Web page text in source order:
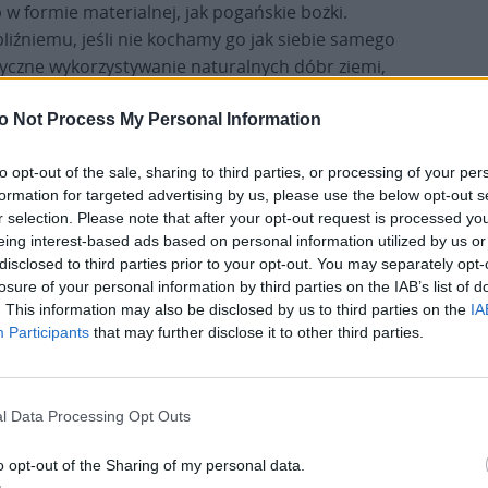
Not Process My Personal Information
opt-out of the sale, sharing to third parties, or processing of your
for targeted advertising by us, please use the below opt-out
selection. Please note that after your opt-out request is processed
interest-based ads based on personal information utilized by us
to third parties prior to your opt-out. You may separately
of your personal information by third parties on the IAB’s list of
This information may also be disclosed by us to third parties on the
Participants that may further disclose it to other third parties.
Data Processing Opt Outs
opt-out of the Sharing of my personal data.
formie materialnej, jak pogańskie bożki.
jeśli nie kochamy go jak siebie samego
wykorzystywanie naturalnych dóbr ziemi,
życia. Możemy zatem grzeszyć, jeśli
dla własnej korzyści i ze szkodą dla innych.
którzy najpierw bezwstydnie
wychwalanymi jako ich dobroczyńcy za kilka
się fotografować razem z tymi ludźmi (za
kumoterstwa z nimi, podobnie jak
na zabieraniu bogatym, by dawać biednym.
życie za nas jako dobry pasterz, powinni
który zaryzykował swoją głowę i
Chrystus umarł za nasze grzechy i pojednał
abyśmy mogli dobrze żyć w pokoju i miłości z
a Jego Syn ogłosił Błogosławieństwa z Kazania
i czynić dobro, a unikać zła.